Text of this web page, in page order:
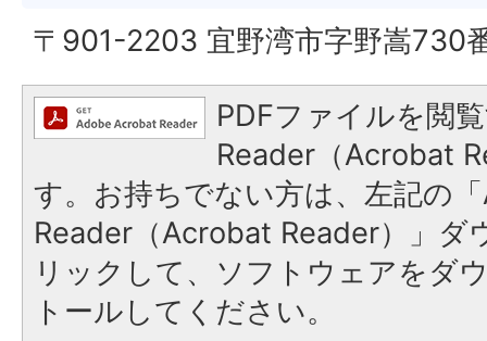
〒901-2203 宜野湾市字野嵩730
PDFファイルを閲
Reader（Acrobat
す。お持ちでない方は、左記の
Reader（Acrobat Reader）」ダ
リックして、ソフトウェアをダ
トールしてください。